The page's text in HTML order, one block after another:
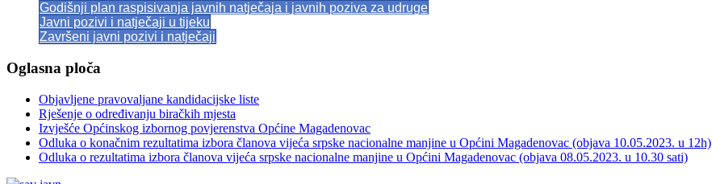
Godišnji plan raspisivanja javnih natječaja i javnih poziva za udruge
Javni pozivi i natječaji u tijeku
Završeni javni pozivi i natječaji
Oglasna ploča
Objavljene pravovaljane kandidacijske liste
Rješenje o određivanju biračkih mjesta
Izvješće Općinskog izbornog povjerenstva Općine Magadenovac
Odluka o konačnim rezultatima izbora članova vijeća srpske nacionalne manjine u Općini Magadenovac (objava 10.05.2023. u 12h)
Odluka o rezultatima izbora članova vijeća srpske nacionalne manjine u Općini Magadenovac (objava 08.05.2023. u 10.30 sati)